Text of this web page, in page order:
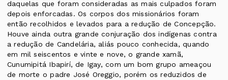
daquelas que foram consideradas as mais culpados foram
depois enforcadas. Os corpos dos missionários foram
então recolhidos e levados para a redução de Concepção.
Houve ainda outra grande conjuração dos indígenas contra
a redução de Candelária, aliás pouco conhecida, quando
em mil seiscentos e vinte e nove, o grande xamã,
Cunumipitá Ibapirí, de Igay, com um bom grupo ameaçou
de morte o padre José Oreggio, porém os reduzidos de